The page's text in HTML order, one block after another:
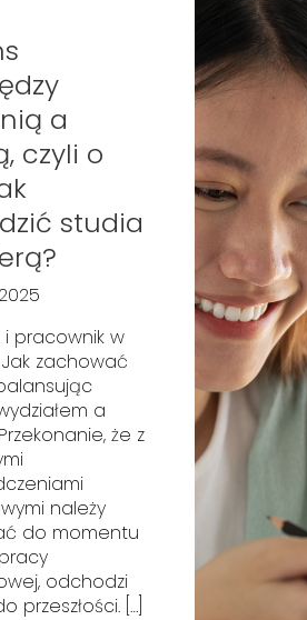
a
czyli o
studia
pracownik w
zachować
a
że z
należy
do momentu
odchodzi
przeszłości. […]